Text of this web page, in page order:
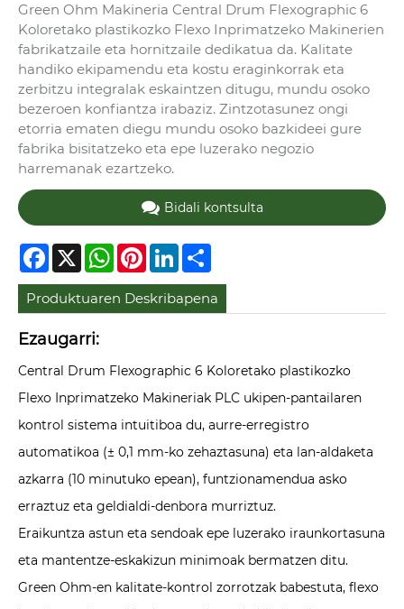
Green Ohm Makineria Central Drum Flexographic 6
Koloretako plastikozko Flexo Inprimatzeko Makinerien
fabrikatzaile eta hornitzaile dedikatua da. Kalitate
handiko ekipamendu eta kostu eraginkorrak eta
zerbitzu integralak eskaintzen ditugu, mundu osoko
bezeroen konfiantza irabaziz. Zintzotasunez ongi
etorria ematen diegu mundu osoko bazkideei gure
fabrika bisitatzeko eta epe luzerako negozio
harremanak ezartzeko.
Bidali kontsulta
Facebook
X WhatsApp
PinterestLinkedIn
Produktuaren Deskribapena
Ezaugarri:
Central Drum Flexographic 6 Koloretako plastikozko
Flexo Inprimatzeko Makineriak PLC ukipen-pantailaren
kontrol sistema intuitiboa du, aurre-erregistro
automatikoa (± 0,1 mm-ko zehaztasuna) eta lan-aldaketa
azkarra (10 minutuko epean), funtzionamendua asko
erraztuz eta geldialdi-denbora murriztuz.
Eraikuntza astun eta sendoak epe luzerako iraunkortasuna
eta mantentze-eskakizun minimoak bermatzen ditu.
Green Ohm-en kalitate-kontrol zorrotzak babestuta, flexo